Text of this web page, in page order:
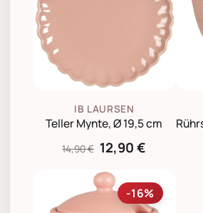
IB LAURSEN
Teller Mynte, Ø 19,5 cm
14,90 € 12,90 €
-16%